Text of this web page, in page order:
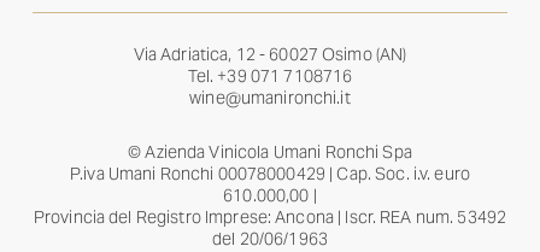
Via Adriatica, 12 - 60027 Osimo (AN)
Tel. +39 071 7108716
wine@umanironchi.it
© Azienda Vinicola Umani Ronchi Spa
P.iva Umani Ronchi 00078000429 | Cap. Soc. i.v. euro
610.000,00 |
Provincia del Registro Imprese: Ancona | Iscr. REA num. 53492
del 20/06/1963